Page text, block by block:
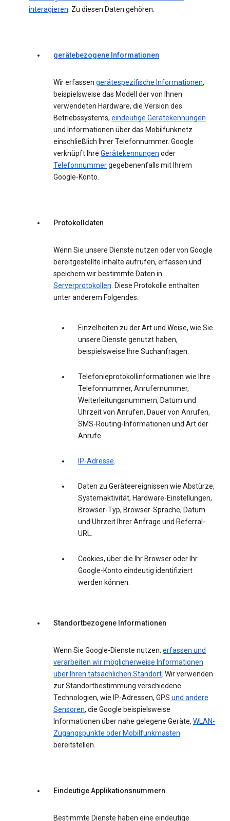
interagieren. Zu diesen Daten gehören:
gerätebezogene Informationen
Wir erfassen gerätespezifische Informationen,
beispielsweise das Modell der von Ihnen
verwendeten Hardware, die Version des
Betriebssystems, eindeutige Gerätekennungen
und Informationen über das Mobilfunknetz
einschließlich Ihrer Telefonnummer. Google
verknüpft Ihre Gerätekennungen oder
Telefonnummergegebenenfalls mit Ihrem
Google-Konto.
Protokolldaten
Wenn Sie unsere Dienste nutzen oder von Google
bereitgestellte Inhalte aufrufen, erfassen und
speichern wir bestimmte Daten in
Serverprotokollen. Diese Protokolle enthalten
unter anderem Folgendes:
Einzelheiten zu der Art und Weise, wie Sie
unsere Dienste genutzt haben,
beispielsweise Ihre Suchanfragen.
Telefonieprotokollinformationen wie Ihre
Telefonnummer, Anrufernummer,
Weiterleitungsnummern, Datum und
Uhrzeit von Anrufen, Dauer von Anrufen,
SMS-Routing-Informationen und Art der
Anrufe.
IP-Adresse.
Daten zu Geräteereignissen wie Abstürze,
Systemaktivität, Hardware-Einstellungen,
Browser-Typ, Browser-Sprache, Datum
und Uhrzeit Ihrer Anfrage und Referral-
URL.
Cookies, über die Ihr Browser oder Ihr
Google-Konto eindeutig identifiziert
werden können.
Standortbezogene Informationen
Wenn Sie Google-Dienste nutzen, erfassen und
verarbeiten wir möglicherweise Informationen
über Ihren tatsächlichen Standort. Wir verwenden
zur Standortbestimmung verschiedene
Technologien, wie IP-Adressen, GPS und andere
Sensoren, die Google beispielsweise
Informationen über nahe gelegene Geräte, WLAN-
Zugangspunkte oder Mobilfunkmasten
bereitstellen.
Eindeutige Applikationsnummern
Bestimmte Dienste haben eine eindeutige